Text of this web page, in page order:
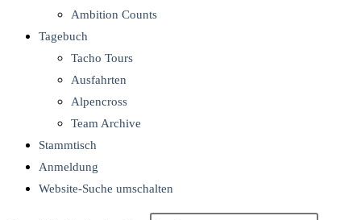
Ambition Counts
Tagebuch
Tacho Tours
Ausfahrten
Alpencross
Team Archive
Stammtisch
Anmeldung
Website-Suche umschalten